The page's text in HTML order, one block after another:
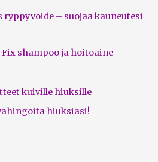
ryppyvoide – suojaa kauneutesi
shampoo ja hoitoaine
kuiville hiuksille
hiuksiasi!